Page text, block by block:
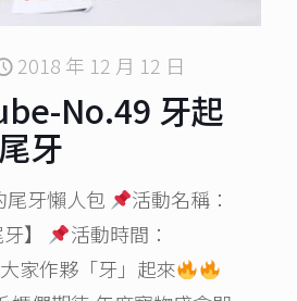
2018 年 12 月 12 日
No.49 牙起
牙
尾牙懶人包​
活動名稱：
】
活動時間：
家作夥「牙」起來